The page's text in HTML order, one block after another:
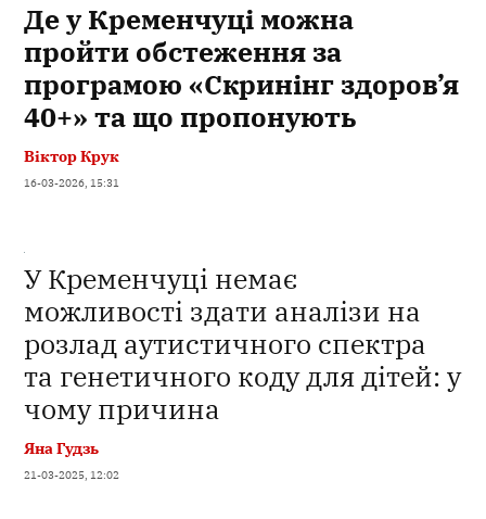
Де у Кременчуці можна
пройти обстеження за
програмою «Скринінг здоров’я
40+» та що пропонують
Віктор Крук
16-03-2026, 15:31
У Кременчуці немає
можливості здати аналізи на
розлад аутистичного спектра
та генетичного коду для дітей: у
чому причина
Яна Гудзь
21-03-2025, 12:02